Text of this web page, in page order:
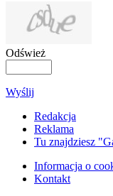
Odśwież
Wyślij
Redakcja
Reklama
Tu znajdziesz
Informacja o
Kontakt